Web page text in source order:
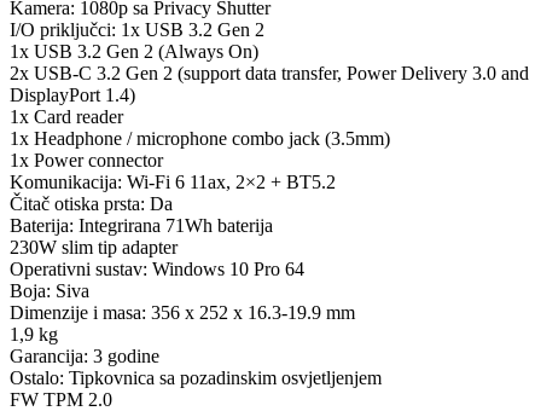
Kamera: 1080p sa Privacy Shutter
I/O priključci: 1x USB 3.2 Gen 2
1x USB 3.2 Gen 2 (Always On)
2x USB-C 3.2 Gen 2 (support data transfer, Power Delivery 3.0 and
DisplayPort 1.4)
1x Card reader
1x Headphone / microphone combo jack (3.5mm)
1x Power connector
Komunikacija: Wi-Fi 6 11ax, 2×2 + BT5.2
Čitač otiska prsta: Da
Baterija: Integrirana 71Wh baterija
230W slim tip adapter
Operativni sustav: Windows 10 Pro 64
Boja: Siva
Dimenzije i masa: 356 x 252 x 16.3-19.9 mm
1,9 kg
Garancija: 3 godine
Ostalo: Tipkovnica sa pozadinskim osvjetljenjem
FW TPM 2.0